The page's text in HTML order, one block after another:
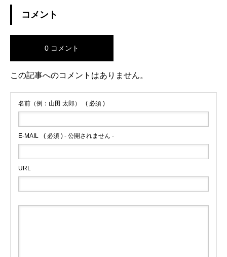
コメント
0 コメント
この記事へのコメントはありません。
名前（例：山田 太郎） ( 必須 )
E-MAIL ( 必須 ) - 公開されません -
URL